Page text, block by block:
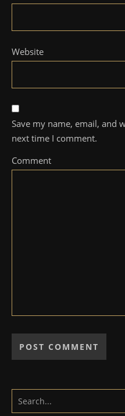
Website
Save my name, email, and
next time I comment.
Comment